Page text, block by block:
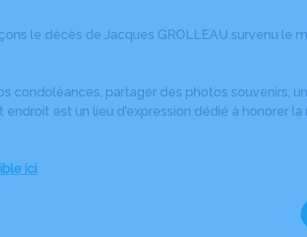
le décès de Jacques GROLLEAU survenu le
condoléances, partager des photos souvenirs,
est un lieu d'expression dédié à honorer
ici.